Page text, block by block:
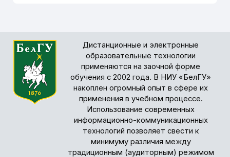
Дистанционные и электронные
образовательные технологии
применяются на заочной форме
обучения с 2002 года. В НИУ «БелГУ»
накоплен огромный опыт в сфере их
применения в учебном процессе.
Использование современных
информационно-коммуникационных
технологий позволяет свести к
минимуму различия между
традиционным (аудиторным) режимом